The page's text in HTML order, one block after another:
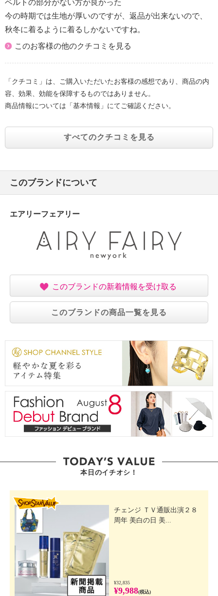
ベルトの部分がない方が良かった
今の時期では生地が厚いのですが、返品が出来ないので、
秋冬に着るように着るしかないですね。
このお客様の他のクチコミを見る
「クチコミ」は、ご購入いただいたお客様の感想であり、商品の内
容、効果、効能を保障するものではありません。
商品情報については「基本情報」にてご確認ください。
すべてのクチコミを見る
このブランドについて
エアリーフェアリー
このブランドの新着情報を受け取る
このブランドの商品一覧を見る
本日のイチオシ！
チェンジ ＴＶ通販出演２８
周年 美白の日 美...
¥32,835
¥9,988(税込)